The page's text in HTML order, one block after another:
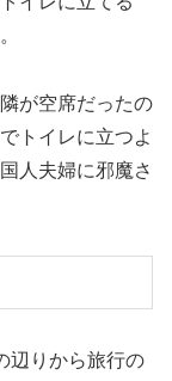
が空席だったの
トイレに立つよ
人夫婦に邪魔さ
辺りから旅行の